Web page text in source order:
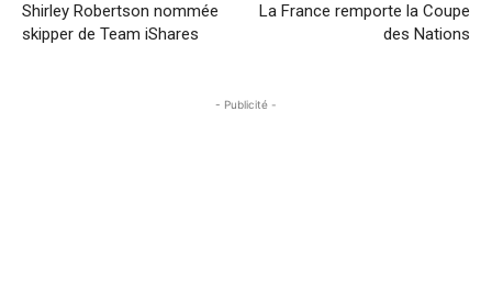
Shirley Robertson nommée
skipper de Team iShares
La France remporte la Coupe
des Nations
- Publicité -